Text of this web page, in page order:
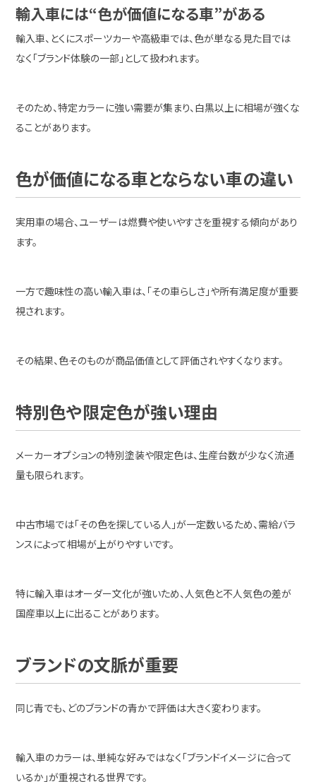
輸入車には“色が価値になる車”がある
輸入車、とくにスポーツカーや高級車では、色が単なる見た目では
なく「ブランド体験の一部」として扱われます。
そのため、特定カラーに強い需要が集まり、白黒以上に相場が強くな
ることがあります。
色が価値になる車とならない車の違い
実用車の場合、ユーザーは燃費や使いやすさを重視する傾向があり
ます。
一方で趣味性の高い輸入車は、「その車らしさ」や所有満足度が重要
視されます。
その結果、色そのものが商品価値として評価されやすくなります。
特別色や限定色が強い理由
メーカーオプションの特別塗装や限定色は、生産台数が少なく流通
量も限られます。
中古市場では「その色を探している人」が一定数いるため、需給バラ
ンスによって相場が上がりやすいです。
特に輸入車はオーダー文化が強いため、人気色と不人気色の差が
国産車以上に出ることがあります。
ブランドの文脈が重要
同じ青でも、どのブランドの青かで評価は大きく変わります。
輸入車のカラーは、単純な好みではなく「ブランドイメージに合って
いるか」が重視される世界です。